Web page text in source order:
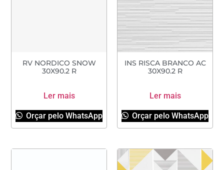
RV NORDICO SNOW
30X90.2 R
Ler mais
Orçar pelo WhatsApp
INS RISCA BRANCO AC
30X90.2 R
Ler mais
Orçar pelo WhatsApp